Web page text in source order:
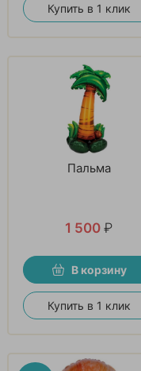
Купить в 1 клик
Пальма
1 500 ₽
В корзину
Купить в 1 клик